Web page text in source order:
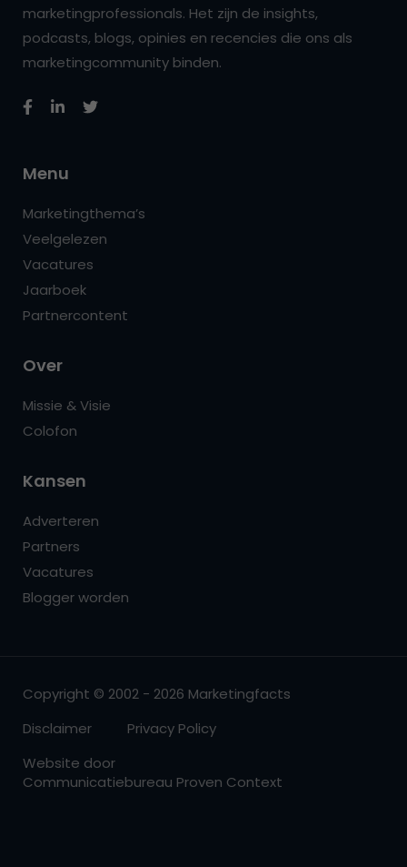
marketingprofessionals. Het zijn de insights,
podcasts, blogs, opinies en recencies die ons als
marketingcommunity binden.
Menu
Marketingthema’s
Veelgelezen
Vacatures
Jaarboek
Partnercontent
Over
Missie & Visie
Colofon
Kansen
Adverteren
Partners
Vacatures
Blogger worden
Copyright © 2002 - 2026 Marketingfacts
Disclaimer
Privacy Policy
Website door
Communicatiebureau Proven Context